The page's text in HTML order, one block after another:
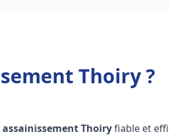
Thoiry ?
Thoiryfiable et